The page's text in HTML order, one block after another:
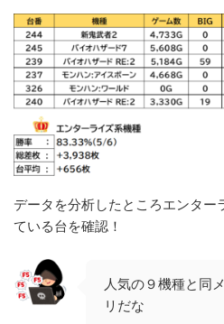
データを分析したところエンター
ている台を確認！
人気の９機種と同
リだな